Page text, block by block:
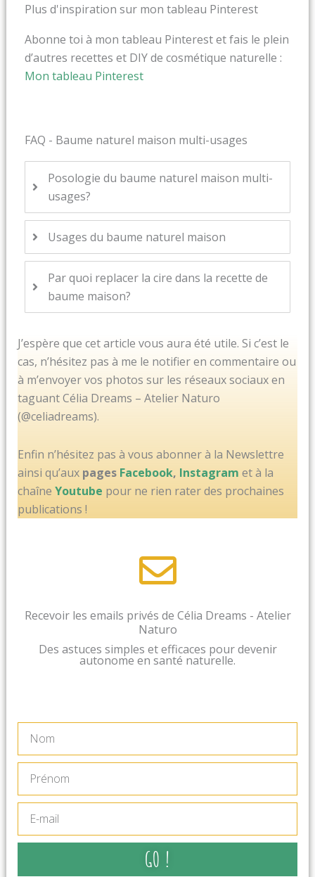
Plus d'inspiration sur mon tableau Pinterest
Abonne toi à mon tableau Pinterest et fais le plein
d’autres recettes et DIY de cosmétique naturelle :
Mon tableau Pinterest
FAQ - Baume naturel maison multi-usages
Posologie du baume naturel maison multi-
usages?
Usages du baume naturel maison
Par quoi replacer la cire dans la recette de
baume maison?
J’espère que cet article vous aura été utile. Si c’est le
cas, n’hésitez pas à me le notifier en commentaire ou
à m’envoyer vos photos sur les réseaux sociaux en
taguant Célia Dreams – Atelier Naturo
(@celiadreams).
Enfin n’hésitez pas à vous abonner à la Newslettre
ainsi qu’aux pages Facebook, Instagram et à la
chaîne Youtube pour ne rien rater des prochaines
publications !
Recevoir les emails privés de Célia Dreams - Atelier
Naturo
Des astuces simples et efficaces pour devenir
autonome en santé naturelle.
Nom
Prénom
GO !